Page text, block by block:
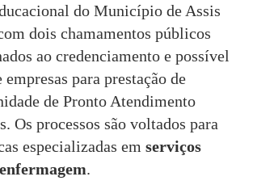
do Município de Assis
dois chamamentos públicos
ao credenciamento e possível
para prestação de
de Pronto Atendimento
Os processos são voltados para
especializadas em serviços
.